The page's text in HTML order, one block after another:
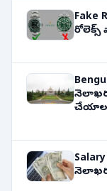
Fake
రోలెక్స్